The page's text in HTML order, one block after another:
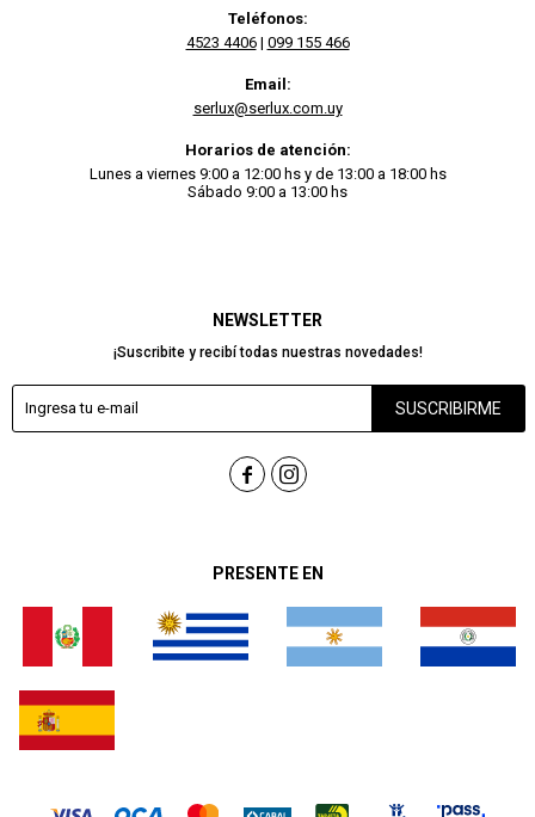
PRESENTE EN
NEWSLETTER
¡Suscribite y recibí todas nuestras novedades!
SUSCRIBIRME
 
Teléfonos:
4523 4406| 099 155 466
Email:
serlux@serlux.com.uy
Horarios de atención:
Lunes a viernes 9:00 a 12:00 hs y de 13:00 a 18:00 hs
Sábado 9:00 a 13:00 hs